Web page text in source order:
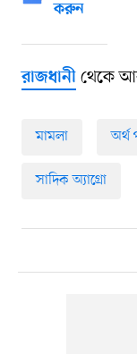
করুন
রাজধানীথেকে
মামলা অর্থ
সাদিক অ্যাগ্রো